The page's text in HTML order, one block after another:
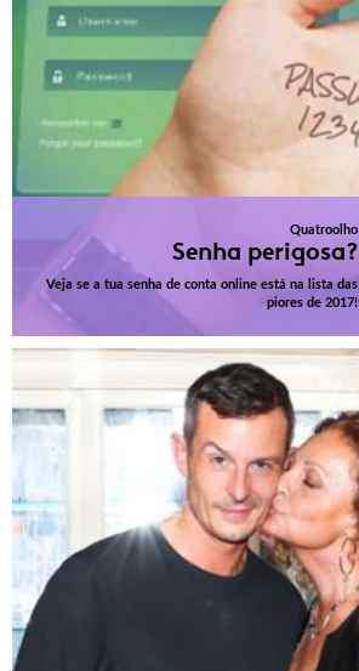
Quatroolho
Senha perigosa?
Veja se a tua senha de conta online está na lista das
piores de 2017!